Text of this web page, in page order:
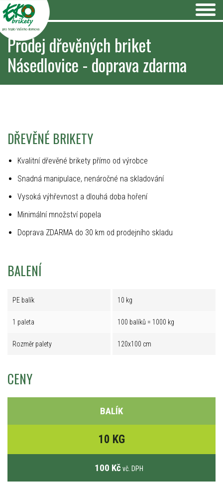
pro teplo Vašeho domova
Prodej dřevěných briket
Násedlovice - doprava zdarma
DŘEVĚNÉ BRIKETY
Kvalitní dřevěné brikety přímo od výrobce
Snadná manipulace, nenáročné na skladování
Vysoká výhřevnost a dlouhá doba hoření
Minimální množství popela
Doprava ZDARMA do 30 km od prodejního skladu
BALENÍ
PE balík 10 kg
1 paleta 100 balíků = 1000 kg
Rozměr palety 120x100 cm
CENY
BALÍK
10 KG
100 Kč vč. DPH